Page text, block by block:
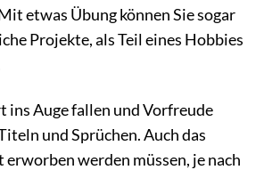
etwas Übung können Sie sogar
Projekte, als Teil eines Hobbies
ins Auge fallen und Vorfreude
und Sprüchen. Auch das
werden müssen, je nach